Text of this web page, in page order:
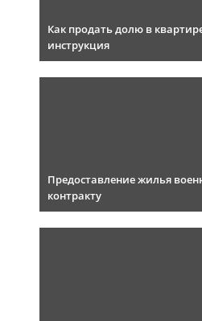
Как продать долю в
инструкция
Предоставление жилья
контракту